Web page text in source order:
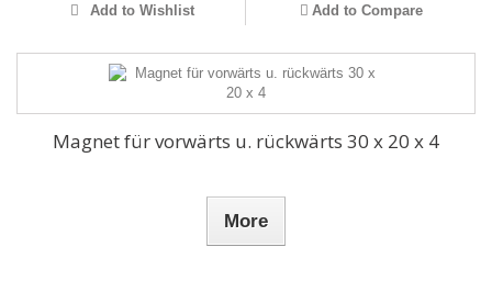
Add to Wishlist Add to Compare
Magnet für vorwärts u. rückwärts 30 x 20 x 4
More